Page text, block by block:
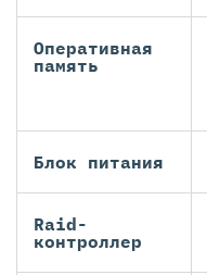
Оперативная
память
Блок питания
Raid-
контроллер